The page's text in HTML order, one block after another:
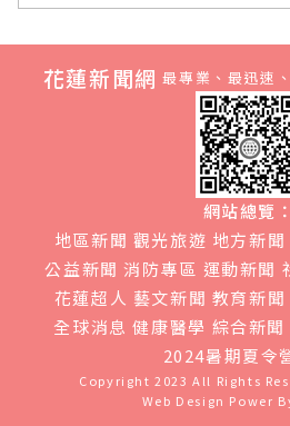
花蓮新聞網 最專業、最迅速
網站總覽：
地區新聞 觀光旅遊 地方新聞
公益新聞 消防專區 運動新聞
花蓮超人 藝文新聞 教育新聞
全球消息 健康醫學 綜合新聞
2024暑期夏令
Copyright 2023 All Rights
Web Design Power